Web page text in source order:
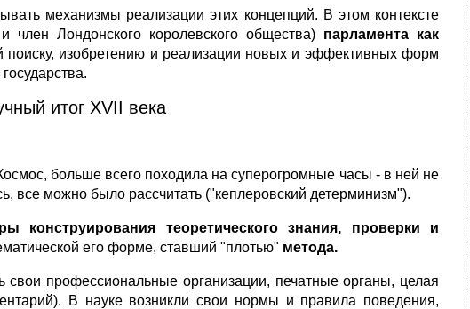
механизмы реализации этих концепций. В этом контексте
и член Лондонского королевского общества) парламента как
поиску, изобретению и реализации новых и эффективных форм
итог XVII века
больше всего походила на суперогромные часы - в ней не
все можно было рассчитать ("кеплеровский детерминизм").
теоретического знания, проверки и
его форме, ставший "плотью" метода.
свои профессиональные организации, печатные органы, целая
В науке возникли свои нормы и правила поведения,